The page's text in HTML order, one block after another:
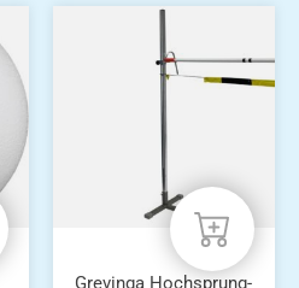
Grevinga Hochsprung-